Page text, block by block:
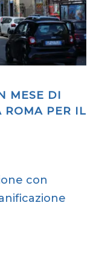
MESE DI
ROMA PER IL
con